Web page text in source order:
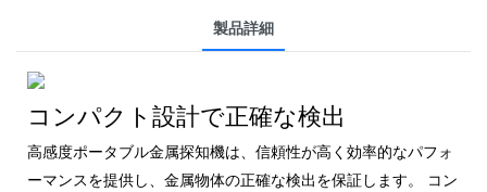
製品詳細
コンパクト設計で正確な検出
高感度ポータブル金属探知機は、信頼性が高く効率的なパフォ
ーマンスを提供し、金属物体の正確な検出を保証します。 コン